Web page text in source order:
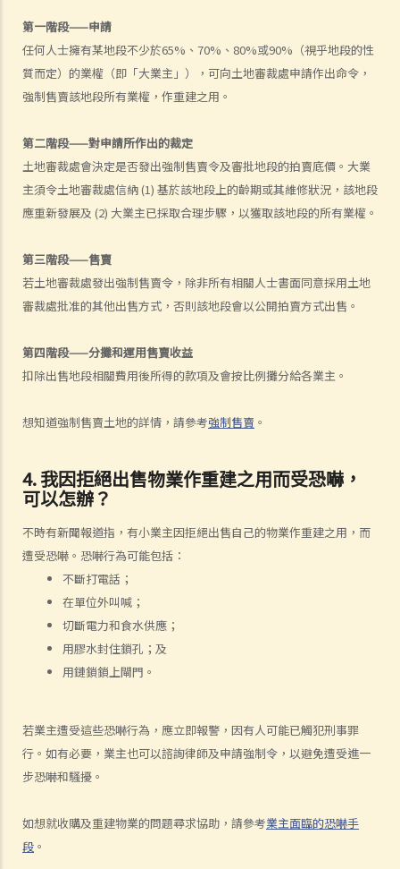
第一階段——申請
任何人士擁有某地段不少於65%、70%、80%或90%（視乎地段的性
質而定）的業權（即「大業主」），可向土地審裁處申請作出命令，
強制售賣該地段所有業權，作重建之用。
第二階段——對申請所作出的裁定
土地審裁處會決定是否發出強制售賣令及審批地段的拍賣底價。大業
主須令土地審裁處信納 (1) 基於該地段上的齡期或其維修狀況，該地段
應重新發展及 (2) 大業主已採取合理步驟，以獲取該地段的所有業權。
第三階段——售賣
若土地審裁處發出強制售賣令，除非所有相關人士書面同意採用土地
審裁處批准的其他出售方式，否則該地段會以公開拍賣方式出售。
第四階段——分攤和運用售賣收益
扣除出售地段相關費用後所得的款項及會按比例攤分給各業主。
想知道強制售賣土地的詳情，請參考強制售賣 。
4. 我因拒絕出售物業作重建之用而受恐嚇，
可以怎辦？
不時有新聞報道指，有小業主因拒絕出售自己的物業作重建之用，而
遭受恐嚇。恐嚇行為可能包括：
不斷打電話；
在單位外叫喊；
切斷電力和食水供應；
用膠水封住鎖孔；及
用鏈鎖鎖上閘門。
若業主遭受這些恐嚇行為，應立即報警，因有人可能已觸犯刑事罪
行。如有必要，業主也可以諮詢律師及申請強制令，以避免遭受進一
步恐嚇和騷擾。
如想就收購及重建物業的問題尋求協助，請參考業主面臨的恐嚇手
段 。